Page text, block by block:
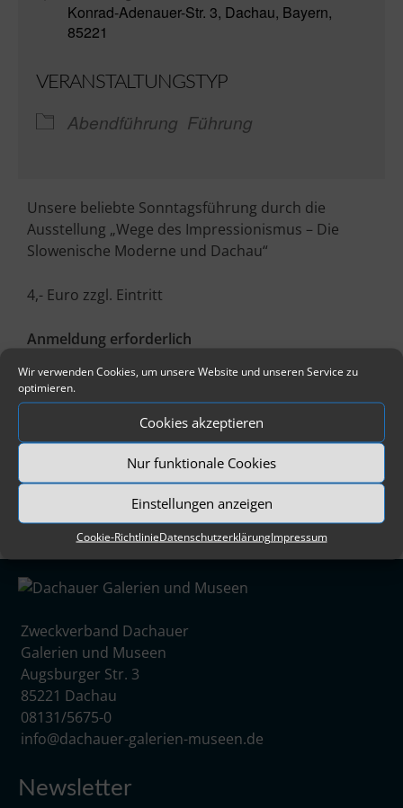
Wir verwenden Cookies, um unsere Website und unseren Service zu
optimieren.
Cookies akzeptieren
Nur funktionale Cookies
Einstellungen anzeigen
Cookie-RichtlinieDatenschutzerklärungImpressum
Konrad-Adenauer-Str. 3, Dachau, Bayern,
85221
VERANSTALTUNGSTYP
Abendführung Führung
Unsere beliebte Sonntagsführung durch die
Ausstellung „Wege des Impressionismus – Die
Slowenische Moderne und Dachau“
4,- Euro zzgl. Eintritt
Anmeldung erforderlich
verwaltung@dachauer-galerien-museen.de
Zweckverband Dachauer
Galerien und Museen
Augsburger Str. 3
85221 Dachau
08131/5675-0
info@dachauer-galerien-museen.de
Newsletter